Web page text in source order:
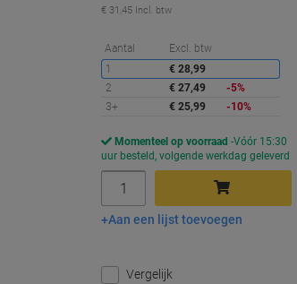
€ 31,45 Incl. btw
Aantal Excl. btw
1
€ 28,99
2
€ 27,49
-5%
3+
€ 25,99 -10%
Momenteel op voorraad Vóór 15:30
uur besteld, volgende werkdag geleverd
In winkelwagen
Aan een lijst toevoegen
Vergelijk